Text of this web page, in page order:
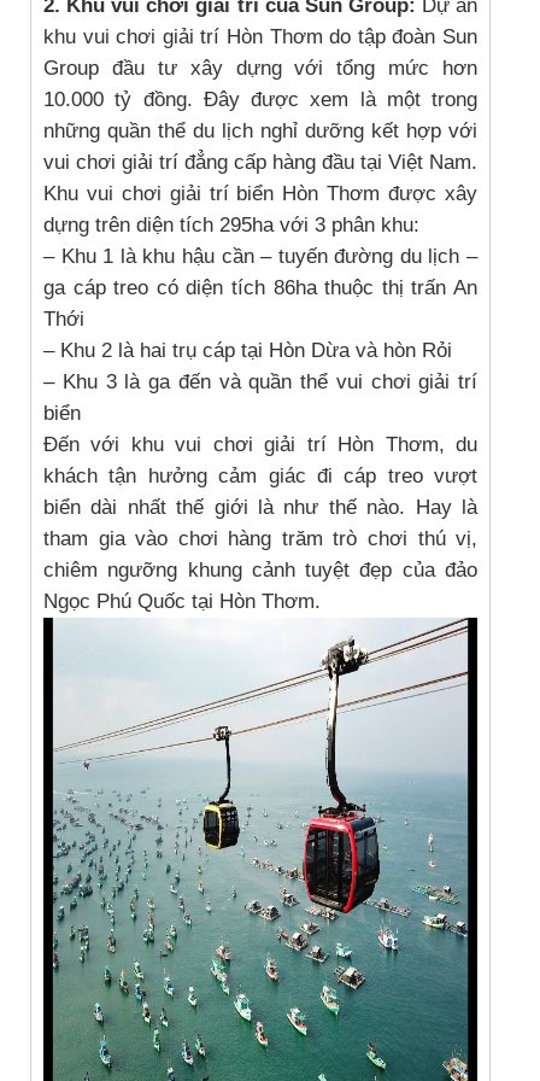
2. Khu vui chơi giải trí của Sun Group: Dự án
khu vui chơi giải trí Hòn Thơm do tập đoàn Sun
Group đầu tư xây dựng với tổng mức hơn
10.000 tỷ đồng. Đây được xem là một trong
những quần thể du lịch nghỉ dưỡng kết hợp với
vui chơi giải trí đẳng cấp hàng đầu tại Việt Nam.
Khu vui chơi giải trí biển Hòn Thơm được xây
dựng trên diện tích 295ha với 3 phân khu:
– Khu 1 là khu hậu cần – tuyến đường du lịch –
ga cáp treo có diện tích 86ha thuộc thị trấn An
Thới
– Khu 2 là hai trụ cáp tại Hòn Dừa và hòn Rỏi
– Khu 3 là ga đến và quần thể vui chơi giải trí
biển
Đến với khu vui chơi giải trí Hòn Thơm, du
khách tận hưởng cảm giác đi cáp treo vượt
biển dài nhất thế giới là như thế nào. Hay là
tham gia vào chơi hàng trăm trò chơi thú vị,
chiêm ngưỡng khung cảnh tuyệt đẹp của đảo
Ngọc Phú Quốc tại Hòn Thơm.